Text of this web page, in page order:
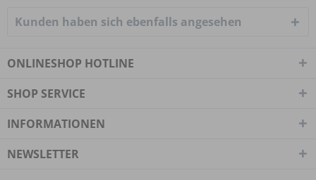
Kunden haben sich ebenfalls angesehen
ONLINESHOP HOTLINE
SHOP SERVICE
INFORMATIONEN
NEWSLETTER